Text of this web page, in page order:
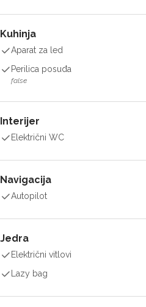
Kuhinja
Aparat za led
Perilica posuđa
false
Interijer
Električni WC
Navigacija
Autopilot
Jedra
Električni vitlovi
Lazy bag